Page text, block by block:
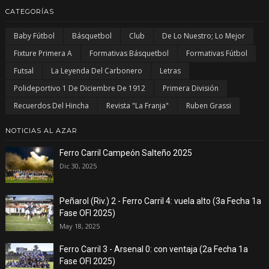
CATEGORÍAS
Baby Fútbol Básquetbol Club
De Lo Nuestro; Lo Mejor
Fixture Primera A
Formativas Básquetbol
Formativas Fútbol
Futsal
La Leyenda Del Carbonero
Letras
Polideportivo 1 De Diciembre De 1912
Primera División
Recuerdos Del Hincha
Revista "La Franja" Ruben Grassi
NOTICIAS AL AZAR
Ferro Carril Campeón Salteño 2025
Dic 30, 2025
Peñarol (Riv.) 2 - Ferro Carril 4: vuela alto (3a Fecha 1a
Fase OFI 2025)
May 18, 2025
Ferro Carril 3 - Arsenal 0: con ventaja (2a Fecha 1a
Fase OFI 2025)